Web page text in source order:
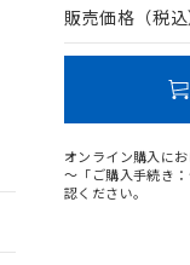
販売価格（税込
オンライン購入に
～「ご購入手続き
認ください。